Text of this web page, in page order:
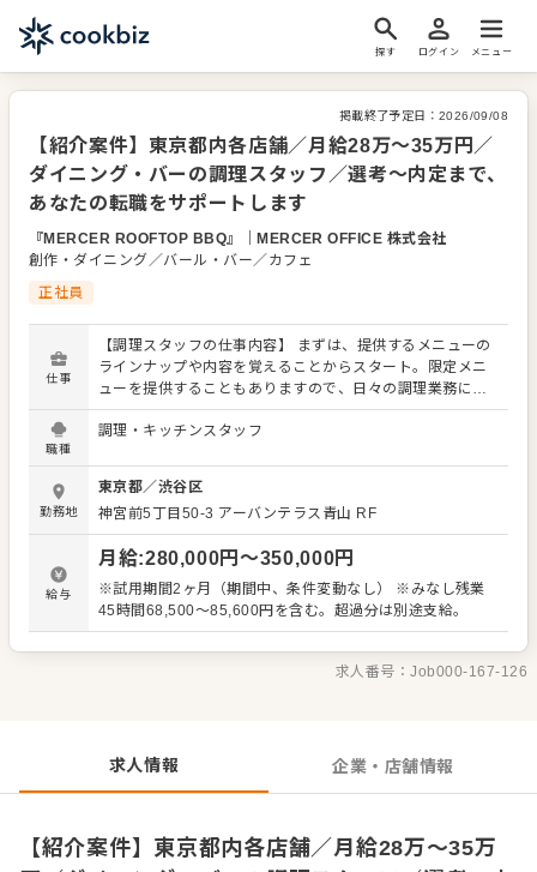
探す ログイン メニュー
掲載終了予定日： 2026/09/08
【紹介案件】東京都内各店舗／月給28万～35万円／
ダイニング・バーの調理スタッフ／選考～内定まで、
あなたの転職をサポートします
『MERCER ROOFTOP BBQ』
MERCER OFFICE 株式会社
創作・ダイニング／バール・バー／カフェ
正社員
仕事
【調理スタッフの仕事内容】 まずは、提供するメニューの
ラインナップや内容を覚えることからスタート。限定メニ
ューを提供することもありますので、日々の調理業務に加
え、さまざまなスキルを活かしたり、習得できたりもしま
す。 メニューの提案も可能です。ぜひアイデアを発信して
善なども大歓迎です。 【具体的には…】 ・仕込みから盛り
付けまでの調理全般 ・仕入れや在庫管理などキッチンの管
理業務 ・まかないづくり ・後輩スタッフやアルバイトスタ
ッフの教育 ・洗浄や清掃など衛生管理 ・料理長の補助 ・
新メニュー提案 など 入社後はスキルに合わせた業務からお
任せしますので、徐々に仕事の幅を広げていきましょう。
成長をしっかりサポートしますので、経験に関わらず安心
などもめざせます。
職種
調理・キッチンスタッフ
勤務地
東京都／渋谷区
神宮前5丁目50-3 アーバンテラス青山 RF
給与
月給:280,000円〜350,000円
※試用期間2ヶ月（期間中、条件変動なし） ※みなし残業
45時間68,500～85,600円を含む。超過分は別途支給。
求人番号：Job000-167-126
求人情報 企業・店舗情報
【紹介案件】東京都内各店舗／月給28万～35万